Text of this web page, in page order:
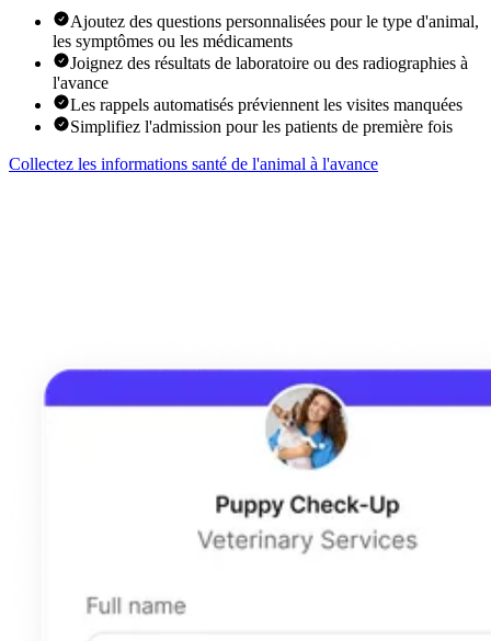
Ajoutez des questions personnalisées pour le type d'animal,
les symptômes ou les médicaments
Joignez des résultats de laboratoire ou des radiographies à
l'avance
Les rappels automatisés préviennent les visites manquées
Simplifiez l'admission pour les patients de première fois
Collectez les informations santé de l'animal à l'avance